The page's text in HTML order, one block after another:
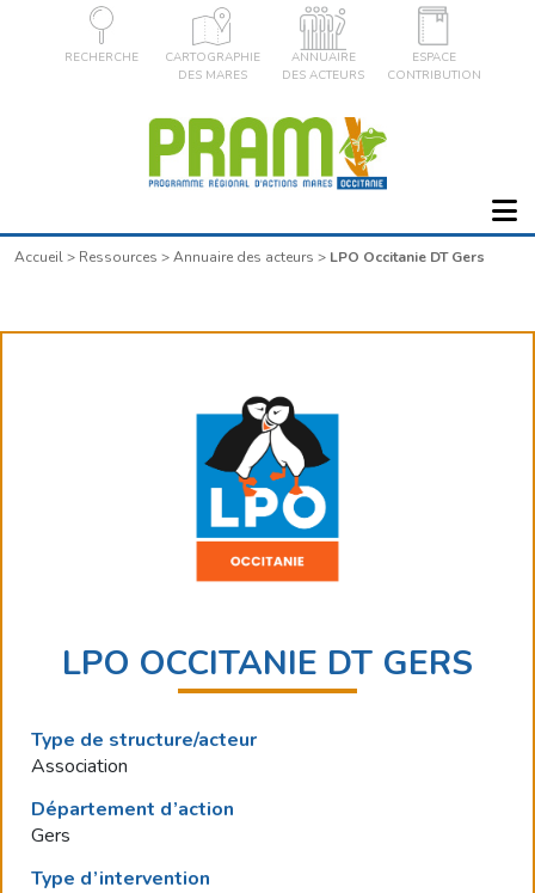
RECHERCHE
CARTOGRAPHIE
DES MARES
ANNUAIRE
DES ACTEURS
ESPACE
CONTRIBUTION
Accueil> Ressources >Annuaire des acteurs > LPO Occitanie DT Gers
LPO OCCITANIE DT GERS
Type de structure/acteur
Association
Département d’action
Gers
Type d’intervention